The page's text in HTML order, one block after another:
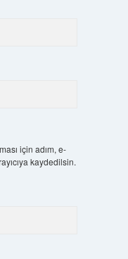
için adım, e-
kaydedilsin.